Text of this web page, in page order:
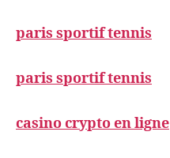
paris sportif tennis
paris sportif tennis
casino crypto en ligne